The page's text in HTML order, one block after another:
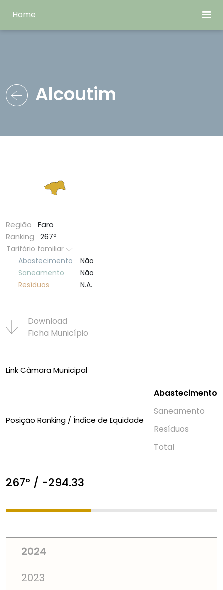
Home
Alcoutim
Região
Faro
Ranking
267º
Tarifário familiar
Abastecimento
Não
Saneamento
Não
Resí­duos
N.A.
Download
Ficha Municí­pio
Link Câmara Municipal
Posição Ranking / Índice de Equidade
Abastecimento
Saneamento
Resí­duos
Total
267º / -294.33
2024
2023